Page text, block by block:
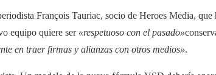
François Tauriac, socio de Heroes Media, que
equipo quiere ser «respetuoso con el pasado»
en traer firmas y alianzas con otros medios».